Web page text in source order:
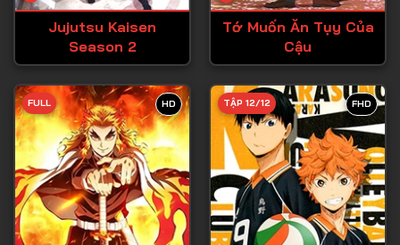
Tập 15
Tập 17
Tập 18
Tập 19
Tập 20
Tập 21
Tập 22
Jujutsu Kaisen
Season 2
Tớ Muốn Ăn Tụy Của
Cậu
HD
FULL FHD
TẬP 12/12